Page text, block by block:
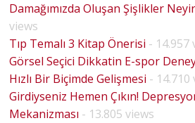
Damağımızda Oluşan Şişlikler
views
Tıp Temalı 3 Kitap Önerisi - 14.957
Görsel Seçici Dikkatin E-spor
Hızlı Bir Biçimde Gelişmesi - 14.710
Girdiyseniz Hemen Çıkın!
Mekanizması - 13.805 views